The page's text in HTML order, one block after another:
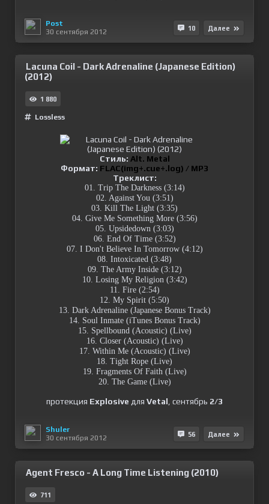
Post
30 сентября 2012
10 Далее
Lacuna Coil - Dark Adrenaline (Japanese Edition)
(2012)
1 880
Lossless
Стиль: Alt. Metal
Формат: FLAC(img+.cue+.log) / MP3
Треклист:
01. Trip The Darkness (3:14)
02. Against You (3:51)
03. Kill The Light (3:35)
04. Give Me Something More (3:56)
05. Upsidedown (3:03)
06. End Of Time (3:52)
07. I Don't Believe In Tomorrow (4:12)
08. Intoxicated (3:48)
09. The Army Inside (3:12)
10. Losing My Religion (3:42)
11. Fire (2:54)
12. My Spirit (5:50)
13. Dark Adrenaline (Japanese Bonus Track)
14. Soul Inmate (iTunes Bonus Track)
15. Spellbound (Acoustic) (Live)
16. Closer (Acoustic) (Live)
17. Within Me (Acoustic) (Live)
18. Tight Rope (Live)
19. Fragments Of Faith (Live)
20. The Game (Live)
протекция Explosive для Vetal , сентябрь 2/3
Shuler
30 сентября 2012
56 Далее
Agent Fresco - A Long Time Listening (2010)
711